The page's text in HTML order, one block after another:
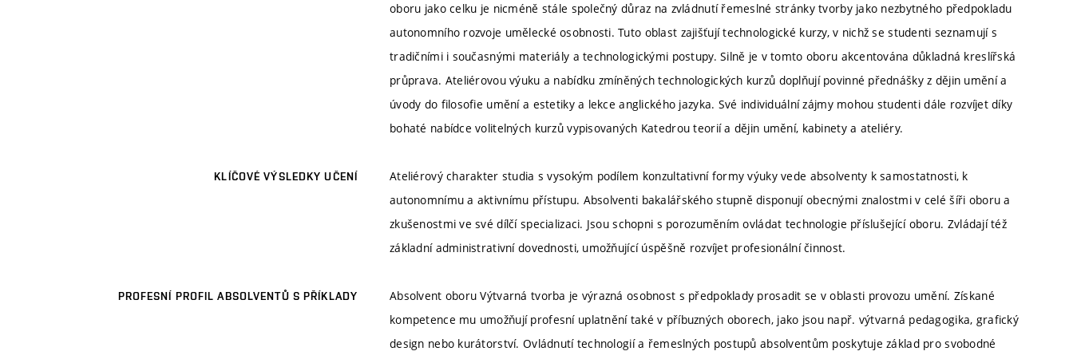
oboru jako celku je nicméně stále společný důraz na zvládnutí řemeslné stránky tvorby jako nezbytného předpokladu
autonomního rozvoje umělecké osobnosti. Tuto oblast zajišťují technologické kurzy, v nichž se studenti seznamují s
tradičními i současnými materiály a technologickými postupy. Silně je v tomto oboru akcentována důkladná kreslířská
průprava. Ateliérovou výuku a nabídku zmíněných technologických kurzů doplňují povinné přednášky z dějin umění a
úvody do filosofie umění a estetiky a lekce anglického jazyka. Své individuální zájmy mohou studenti dále rozvíjet díky
bohaté nabídce volitelných kurzů vypisovaných Katedrou teorií a dějin umění, kabinety a ateliéry.
KLÍČOVÉ VÝSLEDKY UČENÍ
Ateliérový charakter studia s vysokým podílem konzultativní formy výuky vede absolventy k samostatnosti, k
autonomnímu a aktivnímu přístupu. Absolventi bakalářského stupně disponují obecnými znalostmi v celé šíři oboru a
zkušenostmi ve své dílčí specializaci. Jsou schopni s porozuměním ovládat technologie příslušející oboru. Zvládají též
základní administrativní dovednosti, umožňující úspěšně rozvíjet profesionální činnost.
PROFESNÍ PROFIL ABSOLVENTŮ S PŘÍKLADY
Absolvent oboru Výtvarná tvorba je výrazná osobnost s předpoklady prosadit se v oblasti provozu umění. Získané
kompetence mu umožňují profesní uplatnění také v příbuzných oborech, jako jsou např. výtvarná pedagogika, grafický
design nebo kurátorství. Ovládnutí technologií a řemeslných postupů absolventům poskytuje základ pro svobodné